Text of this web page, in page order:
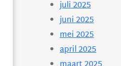
juli 2025
juni 2025
mei 2025
april 2025